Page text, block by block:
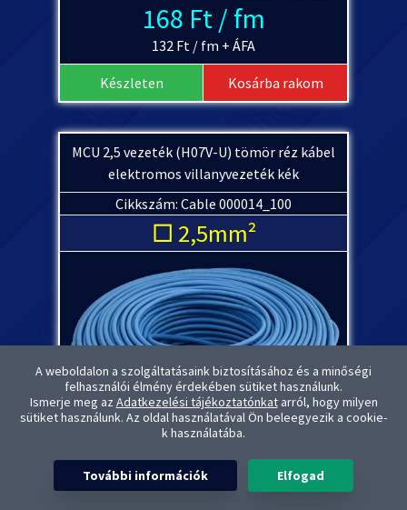
A weboldalon a szolgáltatásaink biztosításához és a minőségi
felhasználói élmény érdekében sütiket használunk.
Ismerje meg az Adatkezelési tájékoztatónkatarról, hogy milyen
sütiket használunk. Az oldal használatával Ön beleegyezik a cookie-
k használatába.
További információk Elfogad
168 Ft / fm
132 Ft / fm + ÁFA
Készleten Kosárba rakom
MCU 2,5 vezeték (H07V-U) tömör réz kábel
elektromos villanyvezeték kék
Cikkszám: Cable 000014_100
□ 2,5mm²
MÉRETRE VÁGJUK